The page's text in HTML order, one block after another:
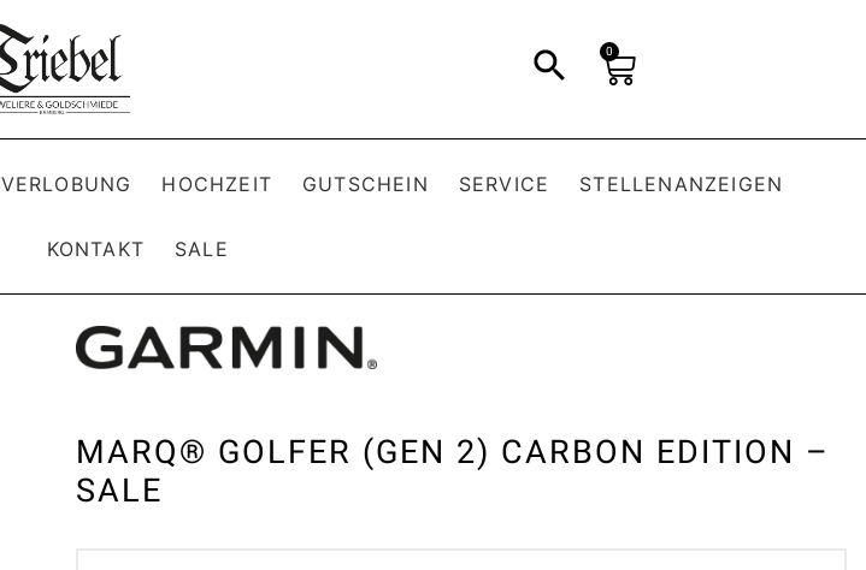
0
VERLOBUNG HOCHZEIT GUTSCHEIN SERVICE STELLENANZEIGEN
KONTAKT SALE
MARQ® GOLFER (GEN 2) CARBON EDITION –
SALE